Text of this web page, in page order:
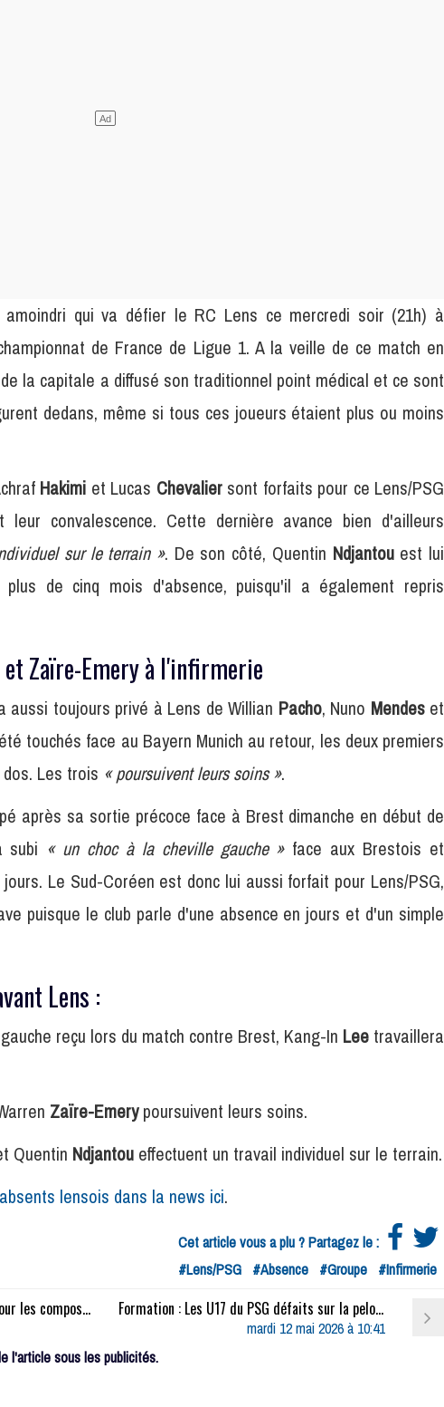
qui va défier le RC Lens ce mercredi soir (21h) à
de France de Ligue 1. A la veille de ce match en
la capitale a diffusé son traditionnel point médical et ce sont
dedans, même si tous ces joueurs étaient plus ou moins
Hakimi et Lucas Chevalier sont forfaits pour ce Lens/PSG
leur convalescence. Cette dernière avance bien d'ailleurs
sur le terrain ». De son côté, Quentin Ndjantou est lui
de cinq mois d'absence, puisqu'il a également repris
et Zaïre-Emery à l'infirmerie
aussi toujours privé à Lens de Willian Pacho, Nuno Mendes et
touchés face au Bayern Munich au retour, les deux premiers
Les trois « poursuivent leurs soins ».
après sa sortie précoce face à Brest dimanche en début de
subi « un choc à la cheville gauche »face aux Brestois et
Le Sud-Coréen est donc lui aussi forfait pour Lens/PSG,
puisque le club parle d'une absence en jours et d'un simple
Lens :
reçu lors du match contre Brest, Kang-In Lee travaillera
Zaïre-Emerypoursuivent leurs soins.
Quentin Ndjantou effectuent un travail individuel sur le terrain.
lensois dans la news ici.
Cet article vous a plu ? Partagez le :
#Lens/PSG #Absence #Groupe #Infirmerie
Match : Premières tendances pour les compositions de Lens/PSG Formation : Les U17 du PSG défaits sur la pelouse de Versailles
mardi 12 mai 2026 à 10:41
l'article sous les publicités.